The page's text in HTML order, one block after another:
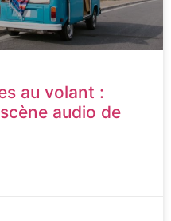
au volant :
audio de